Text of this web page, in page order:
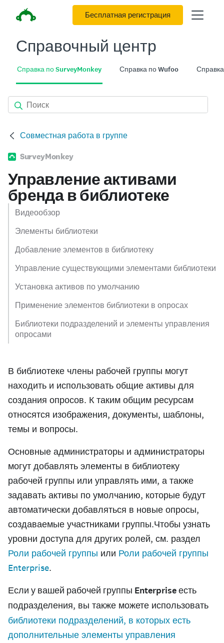
Бесплатная регистрация
Справочный центр
Справка по SurveyMonkey Справка по Wufoo
Совместная работа в группе
SurveyMonkey
Управление активами
бренда в библиотеке
Видеообзор
Элементы библиотеки
Добавление элементов в библиотеку
Управление существующими элементами библиотеки
Установка активов по умолчанию
Применение элементов библиотеки в опросах
Библиотеки подразделений и элементы управления
опросами
В библиотеке члены рабочей группы могут
находить и использовать общие активы для
создания опросов. К таким общим ресурсам
относятся изображения, документы, шаблоны,
темы и вопросы.
Основные администраторы и администраторы
могут добавлять элементы в библиотеку
рабочей группы или управлять ими, а также
задавать активы по умолчанию, которые будут
автоматически добавляться в новые опросы,
создаваемые участниками группы.Чтобы узнать
уровни доступа для других ролей, см. раздел
Роли рабочей группы или Роли рабочей группы
Enterprise.
Если у вашей рабочей группы Enterprise есть
подразделения, вы также можете использовать
библиотеки подразделений, в которых есть
дополнительные элементы управления